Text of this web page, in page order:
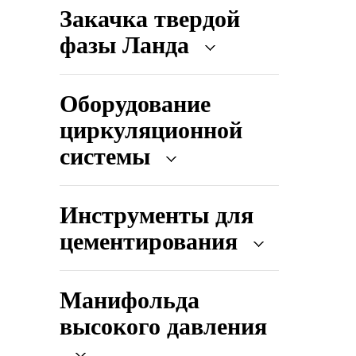
Закачка твердой
фазы Ланда
Оборудование
циркуляционной
системы
Инструменты для
цементирования
Манифольда
высокого давления